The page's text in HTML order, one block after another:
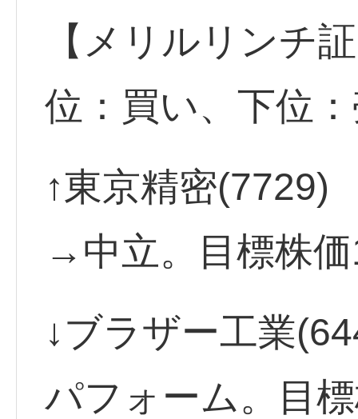
【メリルリンチ
位：買い、下位
↑東京精密
→中立。目標株
↓ブラザー工業
パフォーム。目